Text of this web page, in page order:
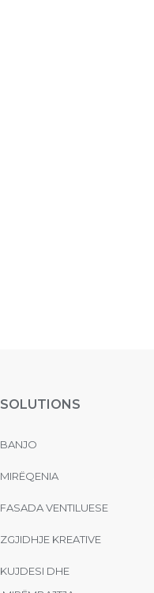
SOLUTIONS
BANJO
MIRËQENIA
FASADA VENTILUESE
ZGJIDHJE KREATIVE
KUJDESI DHE